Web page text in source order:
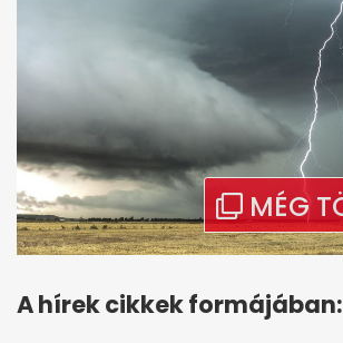
A hírek cikkek formájában: